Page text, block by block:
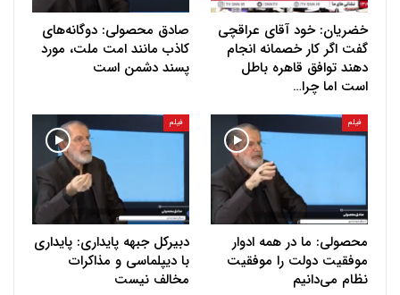
خضریان: خود آقای عراقچی
گفت اگر کار خصمانه انجام
دهند توافق قاهره باطل
است اما چرا…
صادق محصولی: دوگانه‌های
کاذب مانند امت ملت، مورد
پسند دشمن است
فیلم
محصولی: ما در همه ادوار
موفقیت دولت را موفقیت
نظام می‌دانیم
فیلم
دبیرکل جبهه پایداری: پایداری
با دیپلماسی و مذاکرات
مخالف نیست